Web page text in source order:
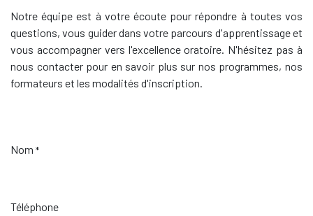
Notre équipe est à votre écoute pour répondre à toutes vos
questions, vous guider dans votre parcours d'apprentissage et
vous accompagner vers l'excellence oratoire. N'hésitez pas à
nous contacter pour en savoir plus sur nos programmes, nos
formateurs et les modalités d'inscription.
Nom *
Téléphone